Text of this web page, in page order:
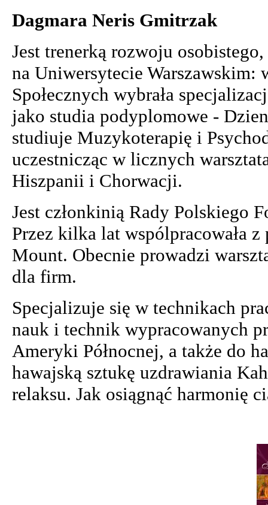
Dagmara Neris Gmitrzak
Jest trenerką rozwoju
na Uniwersytecie Warszawskim:
Społecznych wybrała
jako studia podyplomowe -
studiuje Muzykoterapię i
uczestnicząc w licznych
Hiszpanii i Chorwacji.
Jest członkinią Rady Polskiego
Przez kilka lat wspólpracowała
Mount. Obecnie prowadzi
dla firm.
Specjalizuje się w technikach
nauk i technik wypracowanych
Ameryki Północnej, a także do
hawajską sztukę uzdrawiania
relaksu. Jak osiągnąć harmonię